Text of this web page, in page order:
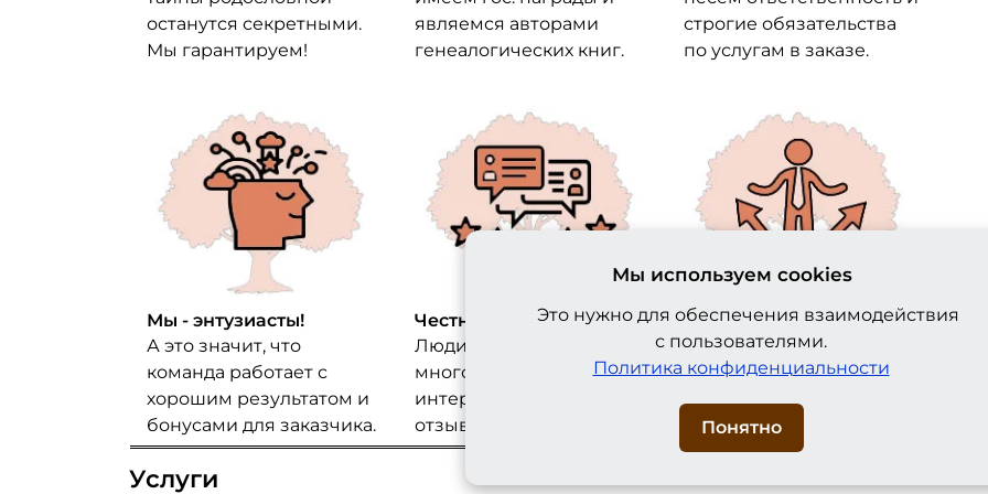
останутся секретными.
Мы гарантируем!
являемся авторами
генеалогических книг.
строгие обязательства
по услугам в заказе.
Мы - энтузиасты!
А это значит, что
команда работает с
хорошим результатом и
бонусами для заказчика.
Честные отзывы.
Люди пишут про нас
много добрых слов и в
интернете, и в разделе
отзывов на сайте.
Комплексные работы.
Делаем все работы в
сфере генеалогии, от
поиска предков до
оформления картин.
Услуги
Мы используем cookies
Это нужно для обеспечения взаимодействия
с пользователями.
Политика конфиденциальности
Понятно